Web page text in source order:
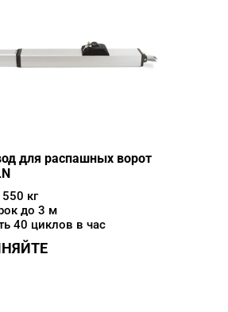
для распашных ворот
кг
до 3 м
40 циклов в час